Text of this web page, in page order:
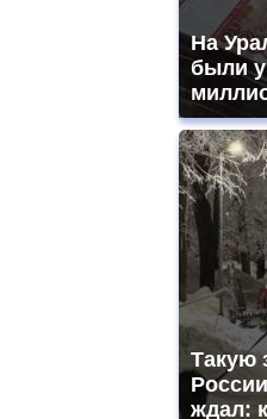
На
были
Такую
ждал: